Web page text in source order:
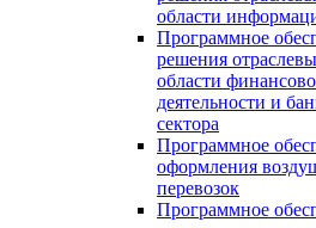
области
Программное
решения
области
деятельности и
сектора
Программное
оформления
перевозок
Программное